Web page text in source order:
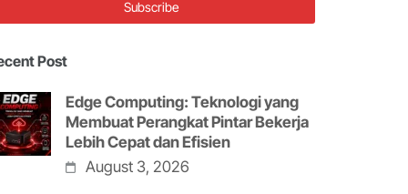
Post
Edge Computing: Teknologi yang
Membuat Perangkat Pintar Bekerja
Lebih Cepat dan Efisien
August 3, 2026